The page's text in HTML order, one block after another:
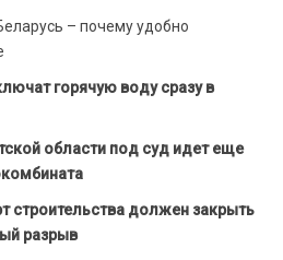
– почему удобно
горячую воду сразу в
области под суд идет еще
строительства должен закрыть
разрыв